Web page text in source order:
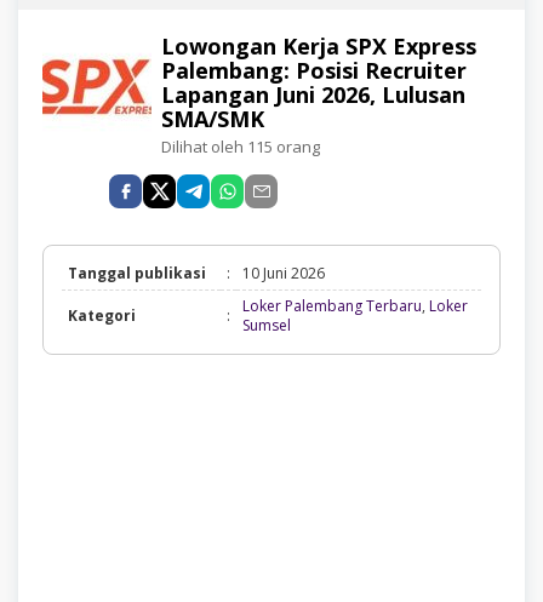
Lowongan Kerja SPX Express
Palembang: Posisi Recruiter
Lapangan Juni 2026, Lulusan
SMA/SMK
Dilihat oleh 115 orang
Tanggal publikasi : 10 Juni 2026
Kategori : Loker Palembang Terbaru, Loker
Sumsel